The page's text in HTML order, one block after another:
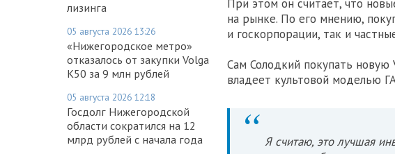
лизинга
05 августа 2026 13:26
«Нижегородское метро»
отказалось от закупки Volga
K50 за 9 млн рублей
05 августа 2026 12:18
Госдолг Нижегородской
области сократился на 12
млрд рублей с начала года
При этом он считает, что
на рынке. По его мнению,
и госкорпорации, так и
Сам Солодкий покупать новую
владеет культовой моделью
Я считаю, это лучшая